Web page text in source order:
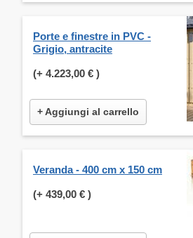
Porte e finestre in PVC -
Grigio, antracite
(+ 4.223,00 € )
+ Aggiungi al carrello
Veranda - 400 cm x 150 cm
(+ 439,00 € )